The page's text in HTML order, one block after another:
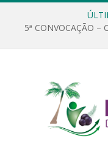
5ª CONVOCAÇÃO –